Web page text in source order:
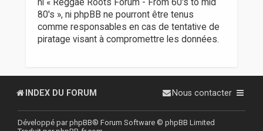
80's », ni phpBB ne pourront être tenus
comme responsables en cas de tentative de
piratage visant à compromettre les données.
INDEX DU FORUM Nous contacter
Développé parphpBB® Forum Software © phpBB Limited